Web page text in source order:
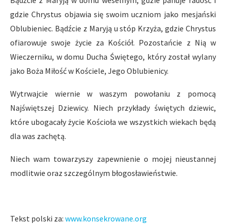
gdzie Chrystus objawia się swoim uczniom jako mesjański
Oblubieniec. Bądźcie z Maryją u stóp Krzyża, gdzie Chrystus
ofiarowuje swoje życie za Kościół. Pozostańcie z Nią w
Wieczerniku, w domu Ducha Świętego, który został wylany
jako Boża Miłość w Kościele, Jego Oblubienicy.
Wytrwajcie wiernie w waszym powołaniu z pomocą
Najświętszej Dziewicy. Niech przykłady świętych dziewic,
które ubogacały życie Kościoła we wszystkich wiekach będą
dla was zachętą.
Niech wam towarzyszy zapewnienie o mojej nieustannej
modlitwie oraz szczególnym błogosławieństwie.
Tekst polski za: www.konsekrowane.org